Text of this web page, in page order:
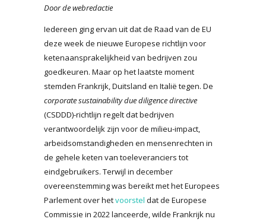
Door de webredactie
Iedereen ging ervan uit dat de Raad van de EU
deze week de nieuwe Europese richtlijn voor
ketenaansprakelijkheid van bedrijven zou
goedkeuren. Maar op het laatste moment
stemden Frankrijk, Duitsland en Italië tegen. De
corporate sustainability due diligence directive
(CSDDD)-richtlijn regelt dat bedrijven
verantwoordelijk zijn voor de milieu-impact,
arbeidsomstandigheden en mensenrechten in
de gehele keten van toeleveranciers tot
eindgebruikers. Terwijl in december
overeenstemming was bereikt met het Europees
Parlement over hetvoorstel dat de Europese
Commissie in 2022 lanceerde, wilde Frankrijk nu